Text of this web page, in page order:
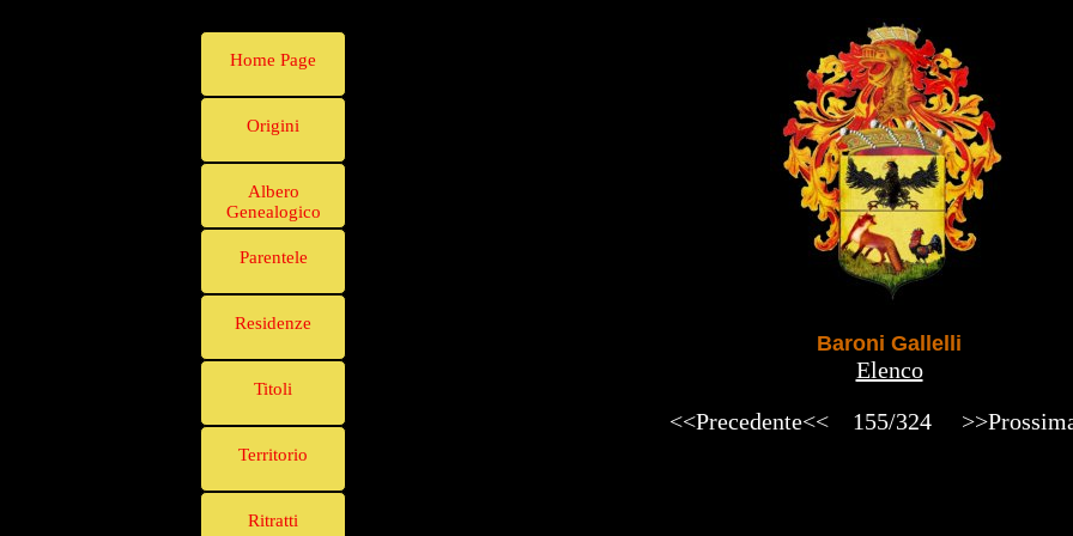
Home Page
Origini
Albero
Genealogico
Parentele
Residenze
Titoli
Territorio
Ritratti
Baroni Gallelli
Elenco
<<Precedente<<155/324